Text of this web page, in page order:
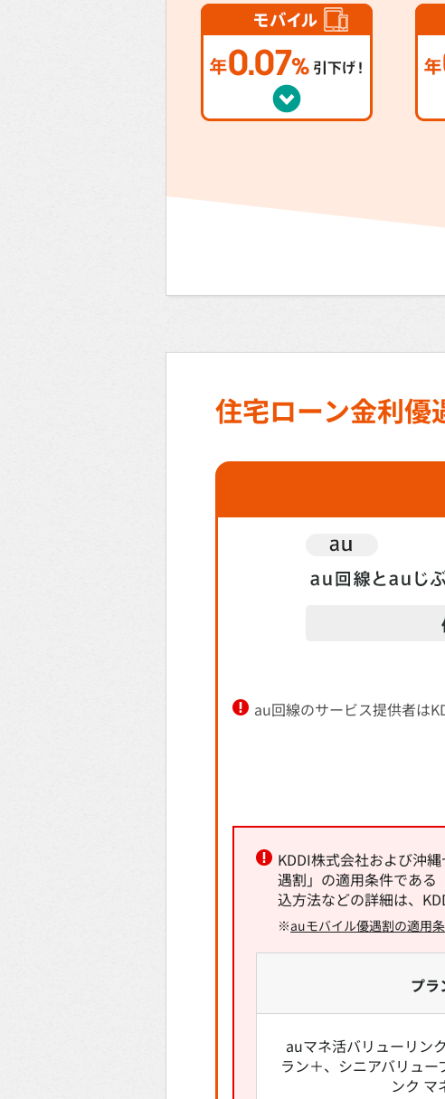
住宅ローン金利優
au回線のサービス提供者は
KDDI株式会社および沖
遇割」の適用条件である
込方法などの詳細は、
※auモバイル優遇割の適用
プラ
auマネ活バリューリン
ラン＋、シニアバリュ
ンク マ